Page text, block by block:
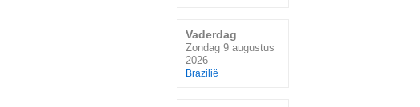
Vaderdag
Zondag 9 augustus
2026
Brazilië